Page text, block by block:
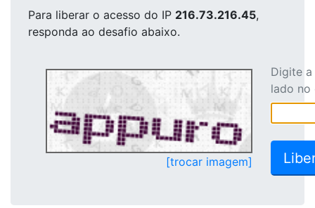
Para liberar o acesso do IP 216.73.216.45,
responda ao desafio abaixo.
[trocar imagem]
Digite
lado no